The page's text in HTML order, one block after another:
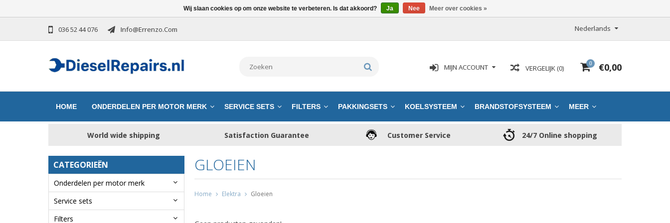
036 52 44 076 Info@errenzo.com Nederlands
0 €0,00
VERGELIJK (0)
MIJN ACCOUNT
HOME ONDERDELEN PER MOTOR MERK SERVICE SETS FILTERS PAKKINGSETS KOELSYSTEEM BRANDSTOFSYSTEEM MEER
World wide shipping Satisfaction Guarantee Customer Service 24/7 Online shopping
CATEGORIEËN
Onderdelen per motor merk
Service sets
Filters
GLOEIEN
Home Elektra Gloeien
Wij slaan cookies op om onze website te verbeteren. Is dat akkoord? Ja Nee Meer over cookies »